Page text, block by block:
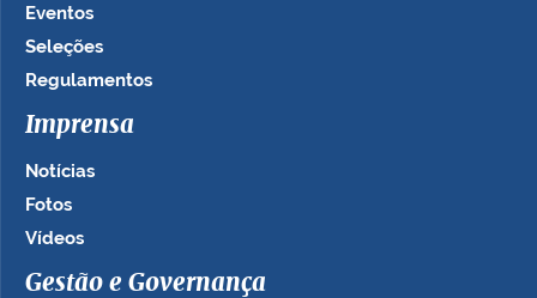
Eventos
Seleções
Regulamentos
Imprensa
Notícias
Fotos
Vídeos
Gestão e Governança